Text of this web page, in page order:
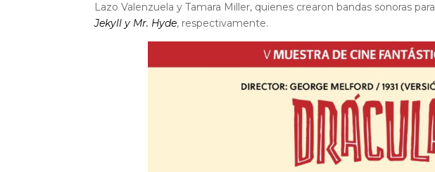
Lazo Valenzuela y Tamara Miller, quienes crearon bandas sonoras para
Jekyll y Mr. Hyde, respectivamente.